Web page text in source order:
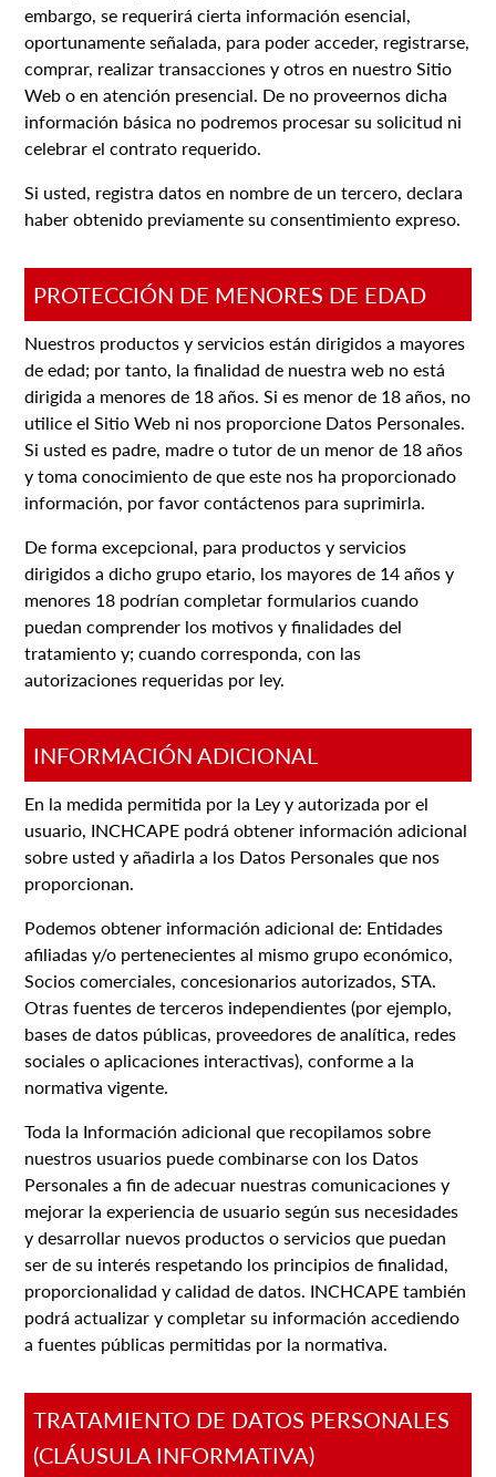
embargo, se requerirá cierta información esencial,
oportunamente señalada, para poder acceder, registrarse,
comprar, realizar transacciones y otros en nuestro Sitio
Web o en atención presencial. De no proveernos dicha
información básica no podremos procesar su solicitud ni
celebrar el contrato requerido.
Si usted, registra datos en nombre de un tercero, declara
haber obtenido previamente su consentimiento expreso.
PROTECCIÓN DE MENORES DE EDAD
Nuestros productos y servicios están dirigidos a mayores
de edad; por tanto, la finalidad de nuestra web no está
dirigida a menores de 18 años. Si es menor de 18 años, no
utilice el Sitio Web ni nos proporcione Datos Personales.
Si usted es padre, madre o tutor de un menor de 18 años
y toma conocimiento de que este nos ha proporcionado
información, por favor contáctenos para suprimirla.
De forma excepcional, para productos y servicios
dirigidos a dicho grupo etario, los mayores de 14 años y
menores 18 podrían completar formularios cuando
puedan comprender los motivos y finalidades del
tratamiento y; cuando corresponda, con las
autorizaciones requeridas por ley.
INFORMACIÓN ADICIONAL
En la medida permitida por la Ley y autorizada por el
usuario, INCHCAPE podrá obtener información adicional
sobre usted y añadirla a los Datos Personales que nos
proporcionan.
Podemos obtener información adicional de: Entidades
afiliadas y/o pertenecientes al mismo grupo económico,
Socios comerciales, concesionarios autorizados, STA.
Otras fuentes de terceros independientes (por ejemplo,
bases de datos públicas, proveedores de analítica, redes
sociales o aplicaciones interactivas), conforme a la
normativa vigente.
Toda la Información adicional que recopilamos sobre
nuestros usuarios puede combinarse con los Datos
Personales a fin de adecuar nuestras comunicaciones y
mejorar la experiencia de usuario según sus necesidades
y desarrollar nuevos productos o servicios que puedan
ser de su interés respetando los principios de finalidad,
proporcionalidad y calidad de datos. INCHCAPE también
podrá actualizar y completar su información accediendo
a fuentes públicas permitidas por la normativa.
TRATAMIENTO DE DATOS PERSONALES
(CLÁUSULA INFORMATIVA)